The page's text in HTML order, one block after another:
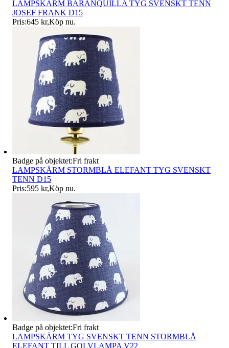
LAMPSKÄRM BARANQUILLA TYG SVENSKT TENN
JOSEF FRANK D15
Pris:645 kr,Köp nu.
Badge på objektet:Fri frakt
LAMPSKÄRM STORMBLÅ ELEFANT TYG SVENSKT
TENN D15
Pris:595 kr,Köp nu.
Badge på objektet:Fri frakt
LAMPSKÄRM TYG SVENSKT TENN STORMBLÅ
ELEFANT TILL GOLVLAMPA V22